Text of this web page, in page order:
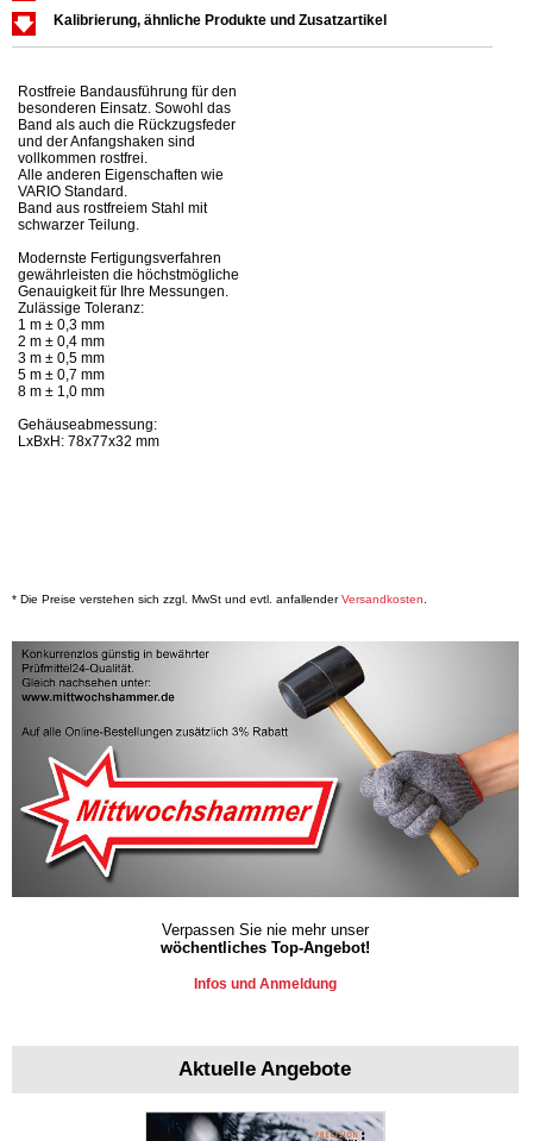
Kalibrierung, ähnliche Produkte und Zusatzartikel
Rostfreie Bandausführung für den
besonderen Einsatz. Sowohl das
Band als auch die Rückzugsfeder
und der Anfangshaken sind
vollkommen rostfrei.
Alle anderen Eigenschaften wie
VARIO Standard.
Band aus rostfreiem Stahl mit
schwarzer Teilung.
Modernste Fertigungsverfahren
gewährleisten die höchstmögliche
Genauigkeit für Ihre Messungen.
Zulässige Toleranz:
1 m ± 0,3 mm
2 m ± 0,4 mm
3 m ± 0,5 mm
5 m ± 0,7 mm
8 m ± 1,0 mm
Gehäuseabmessung:
LxBxH: 78x77x32 mm
* Die Preise verstehen sich zzgl. MwSt und evtl. anfallenderVersandkosten
Verpassen Sie nie mehr unser
wöchentliches Top-Angebot!
Infos und Anmeldung
Aktuelle Angebote